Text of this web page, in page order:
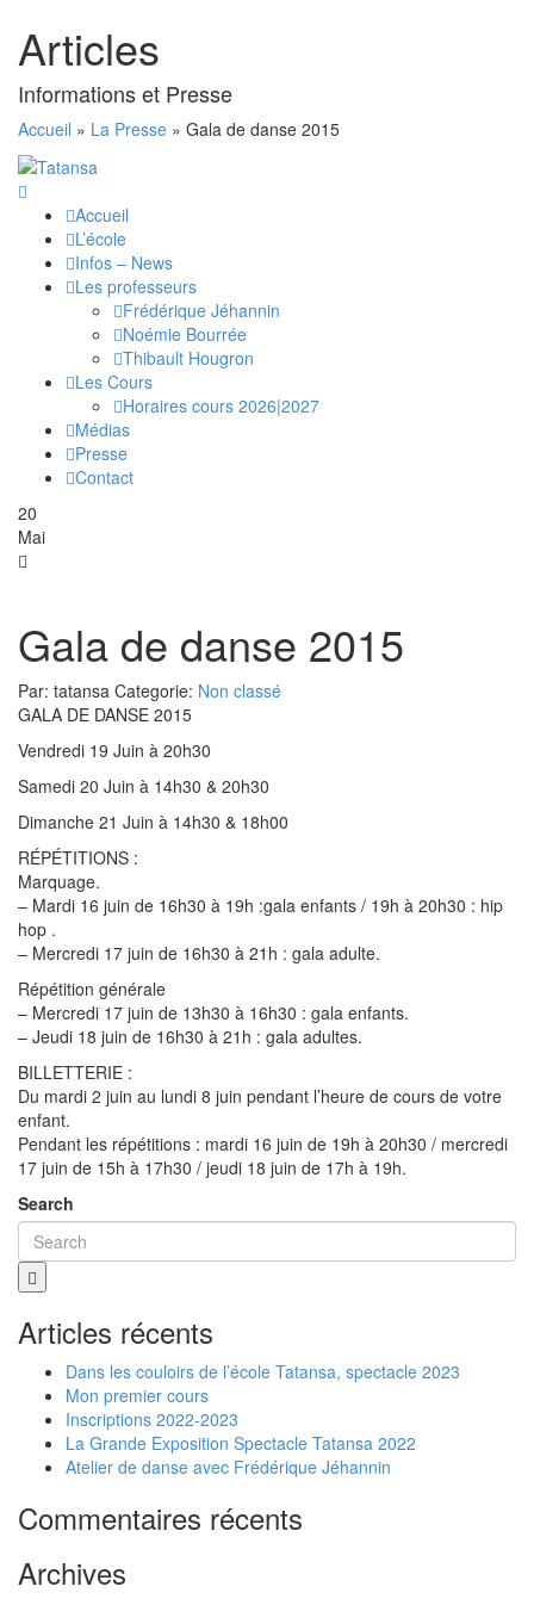
Articles
Informations et Presse
Accueil » La Presse » Gala de danse 2015
Accueil
L’école
Infos – News
Les professeurs
Frédérique Jéhannin
Noémie Bourrée
Thibault Hougron
Les Cours
Horaires cours 2026|2027
Médias
Presse
Contact
20
Mai
Gala de danse 2015
Par: tatansa Categorie: Non classé
GALA DE DANSE 2015
Vendredi 19 Juin à 20h30
Samedi 20 Juin à 14h30 & 20h30
Dimanche 21 Juin à 14h30 & 18h00
RÉPÉTITIONS :
Marquage.
– Mardi 16 juin de 16h30 à 19h :gala enfants / 19h à 20h30 : hip
hop .
– Mercredi 17 juin de 16h30 à 21h : gala adulte.
Répétition générale
– Mercredi 17 juin de 13h30 à 16h30 : gala enfants.
– Jeudi 18 juin de 16h30 à 21h : gala adultes.
BILLETTERIE :
Du mardi 2 juin au lundi 8 juin pendant l’heure de cours de votre
enfant.
Pendant les répétitions : mardi 16 juin de 19h à 20h30 / mercredi
17 juin de 15h à 17h30 / jeudi 18 juin de 17h à 19h.
Search
Articles récents
Dans les couloirs de l’école Tatansa, spectacle 2023
Mon premier cours
Inscriptions 2022-2023
La Grande Exposition Spectacle Tatansa 2022
Atelier de danse avec Frédérique Jéhannin
Commentaires récents
Archives